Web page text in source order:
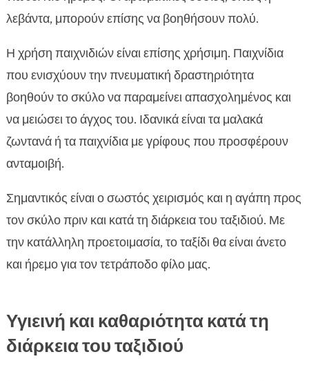
λεβάντα, μπορούν επίσης να βοηθήσουν πολύ.
Η χρήση παιχνιδιών είναι επίσης χρήσιμη. Παιχνίδια
που ενισχύουν την πνευματική δραστηριότητα
βοηθούν το σκύλο να παραμείνει απασχολημένος και
να μειώσει το άγχος του. Ιδανικά είναι τα μαλακά
ζωντανά ή τα παιχνίδια με γρίφους που προσφέρουν
ανταμοιβή.
Σημαντικός είναι ο σωστός χειρισμός και η αγάπη προς
τον σκύλο πριν και κατά τη διάρκεια του ταξιδιού. Με
την κατάλληλη προετοιμασία, το ταξίδι θα είναι άνετο
και ήρεμο για τον τετράποδο φίλο μας.
Υγιεινή και καθαριότητα κατά τη
διάρκεια του ταξιδιού